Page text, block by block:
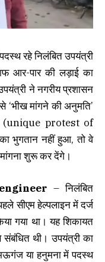
रहे निलंबित उपयंत्री
आर-पार की लड़ाई का
ने नगरीय प्रशासन
‘भीख मांगने की अनुमति’
(unique protest of
भुगतान नहीं हुआ, तो वे
शुरू कर देंगे।
– निलंबित
सीएम हेल्पलाइन में दर्ज
गया था। यह शिकायत
संबंधित थी। उपयंत्री का
या हनुमना में पदस्थ